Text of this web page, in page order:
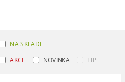
NA SKLADĚ
AKCE
NOVINKA TIP